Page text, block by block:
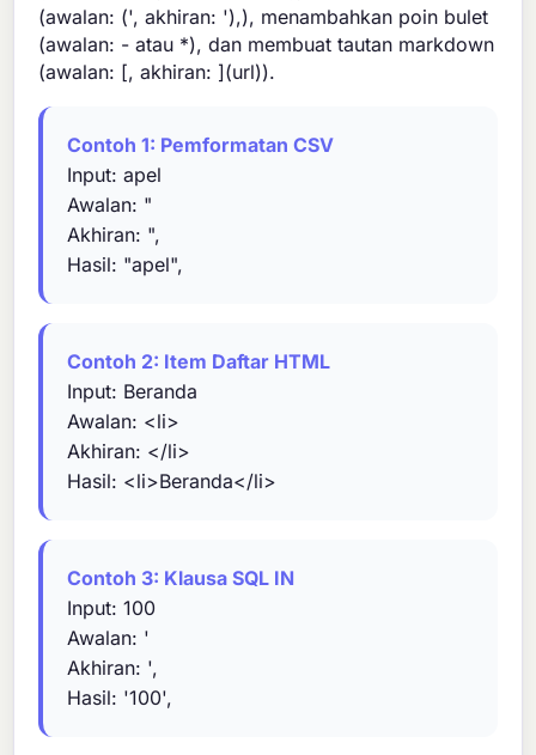
(awalan: (', akhiran: '),), menambahkan poin bulet
(awalan: - atau *), dan membuat tautan markdown
(awalan: [, akhiran: ](url)).
Contoh 1: Pemformatan CSV
Input: apel
Awalan: "
Akhiran: ",
Hasil: "apel",
Contoh 2: Item Daftar HTML
Input: Beranda
Awalan: <li>
Akhiran: </li>
Hasil: <li>Beranda</li>
Contoh 3: Klausa SQL IN
Input: 100
Awalan: '
Akhiran: ',
Hasil: '100',